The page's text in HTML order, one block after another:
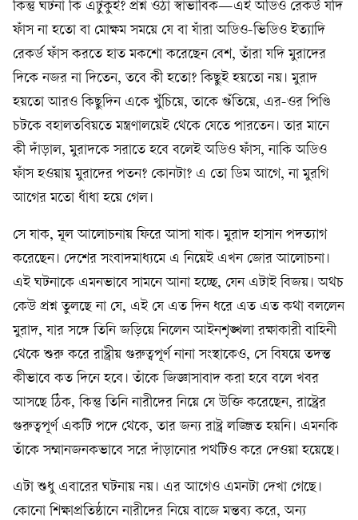
কিন্তু ঘটনা কি এটুকুই? প্রশ্ন ওঠা স্বাভাবিক—এই অডিও রেকর্ড যদি
ফাঁস না হতো বা মোক্ষম সময়ে যে বা যাঁরা অডিও-ভিডিও ইত্যাদি
রেকর্ড ফাঁস করতে হাত মকশো করেছেন বেশ, তাঁরা যদি মুরাদের
দিকে নজর না দিতেন, তবে কী হতো? কিছুই হয়তো নয়। মুরাদ
হয়তো আরও কিছুদিন একে খুঁচিয়ে, তাকে গুঁতিয়ে, এর-ওর পিণ্ডি
চটকে বহালতবিয়তে মন্ত্রণালয়েই থেকে যেতে পারতেন। তার মানে
কী দাঁড়াল, মুরাদকে সরাতে হবে বলেই অডিও ফাঁস, নাকি অডিও
ফাঁস হওয়ায় মুরাদের পতন? কোনটা? এ তো ডিম আগে, না মুরগি
আগের মতো ধাঁধা হয়ে গেল।
সে যাক, মূল আলোচনায় ফিরে আসা যাক। মুরাদ হাসান পদত্যাগ
করেছেন। দেশের সংবাদমাধ্যমে এ নিয়েই এখন জোর আলোচনা।
এই ঘটনাকে এমনভাবে সামনে আনা হচ্ছে, যেন এটাই বিজয়। অথচ
কেউ প্রশ্ন তুলছে না যে, এই যে এত দিন ধরে এত এত কথা বললেন
মুরাদ, যার সঙ্গে তিনি জড়িয়ে নিলেন আইনশৃঙ্খলা রক্ষাকারী বাহিনী
থেকে শুরু করে রাষ্ট্রীয় গুরুত্বপূর্ণ নানা সংস্থাকেও, সে বিষয়ে তদন্ত
কীভাবে কত দিনে হবে। তাঁকে জিজ্ঞাসাবাদ করা হবে বলে খবর
আসছে ঠিক, কিন্তু তিনি নারীদের নিয়ে যে উক্তি করেছেন, রাষ্ট্রের
গুরুত্বপূর্ণ একটি পদে থেকে, তার জন্য রাষ্ট্র লজ্জিত হয়নি। এমনকি
তাঁকে সম্মানজনকভাবে সরে দাঁড়ানোর পথটিও করে দেওয়া হয়েছে।
এটা শুধু এবারের ঘটনায় নয়। এর আগেও এমনটা দেখা গেছে।
কোনো শিক্ষাপ্রতিষ্ঠানে নারীদের নিয়ে বাজে মন্তব্য করে, অন্য